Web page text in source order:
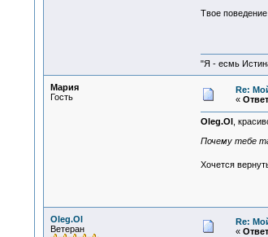
Твое
"Я - есмь
Мария
Гость
Re:
«
Oleg.Ol
,
Почему тебе
Хочется
Oleg.Ol
Ветеран
Re:
«